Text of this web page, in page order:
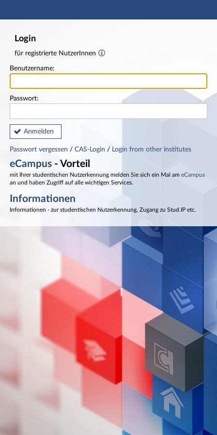
Hauptnavigation
Login
für registrierte NutzerInnen
Benutzername:
Passwort:
Anmelden
Passwort vergessen / CAS-Login / Login from other institutes
eCampus - Vorteil
mit Ihrer studentischen Nutzerkennung melden Sie sich ein Mal am eCampus
an und haben Zugriff auf alle wichtigen Services.
Informationen
Informationen - zur studentischen Nutzerkennung, Zugang zu Stud.IP etc.